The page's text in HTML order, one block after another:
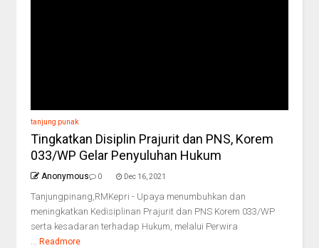
tanjung punak
Tingkatkan Disiplin Prajurit dan PNS, Korem
033/WP Gelar Penyuluhan Hukum
Anonymous 0 Dec 16, 2021
Tanjungpinang,RMKepri - Upaya menumbuhkan dan
meningkatkan Kedisiplinan Prajurit dan PNS Korem 033/WP
serta kesadaran terhadap Hukum, melalui Perwira
... Readmore